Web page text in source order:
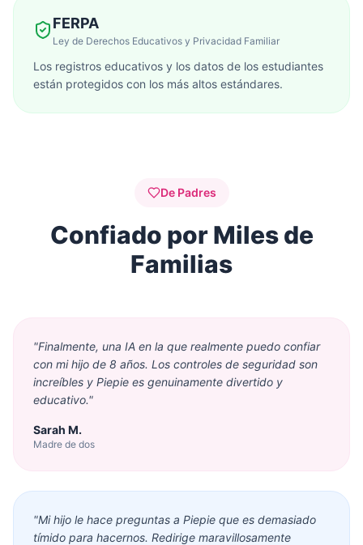
FERPA
Ley de Derechos Educativos y Privacidad Familiar
Los registros educativos y los datos de los estudiantes
están protegidos con los más altos estándares.
De Padres
Confiado por Miles de
Familias
"Finalmente, una IA en la que realmente puedo confiar
con mi hijo de 8 años. Los controles de seguridad son
increíbles y Piepie es genuinamente divertido y
educativo."
Sarah M.
Madre de dos
"Mi hijo le hace preguntas a Piepie que es demasiado
tímido para hacernos. Redirige maravillosamente